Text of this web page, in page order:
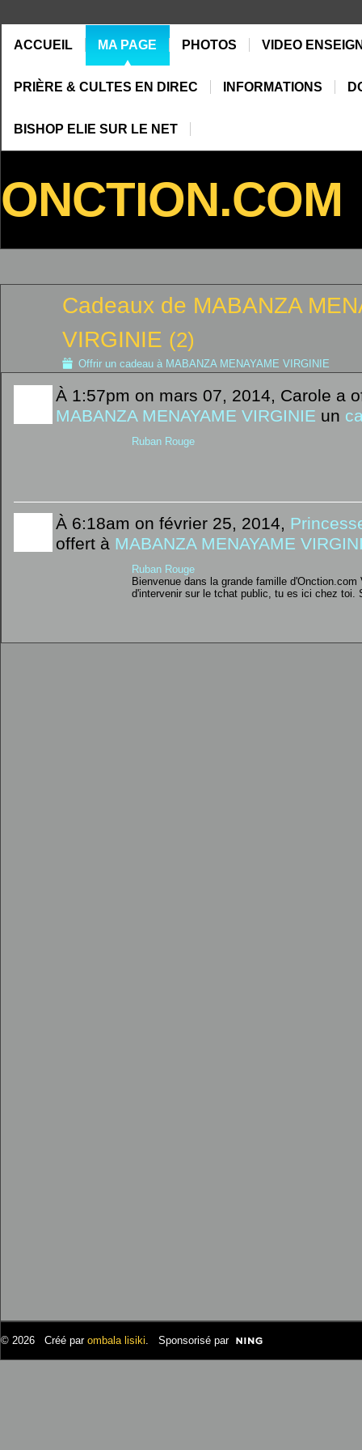
ACCUEIL MA PAGE PHOTOS VIDEO
PRIÈRE & CULTES EN DIREC INFORMATIONS
BISHOP ELIE SUR LE NET
ONCTION.COM
Cadeaux de MABANZA
VIRGINIE (2)
Offrir un cadeau à MABANZA MENAYAME VIRGINIE
À 1:57pm on mars 07, 2014, Carole a
MABANZA MENAYAME VIRGINIE un
Ruban Rouge
À 6:18am on février 25, 2014,
offert à MABANZA MENAYAME
Ruban Rouge
Bienvenue dans la grande famille
d'intervenir sur le tchat public, tu es ici chez toi.
© 2026 Créé par ombala lisiki. Sponsorisé par